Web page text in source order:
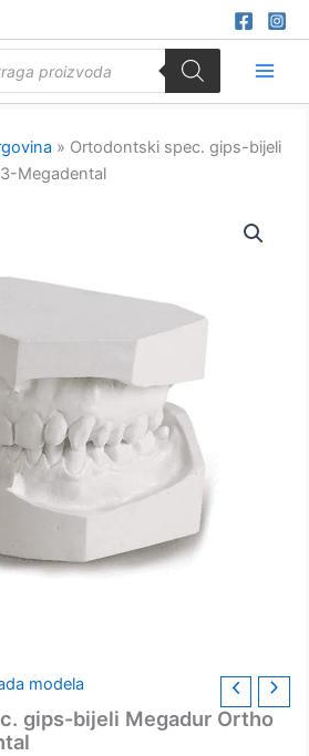
» Ortodontski spec. gips-bijeli
Megadental
modela
gips-bijeli Megadur Ortho